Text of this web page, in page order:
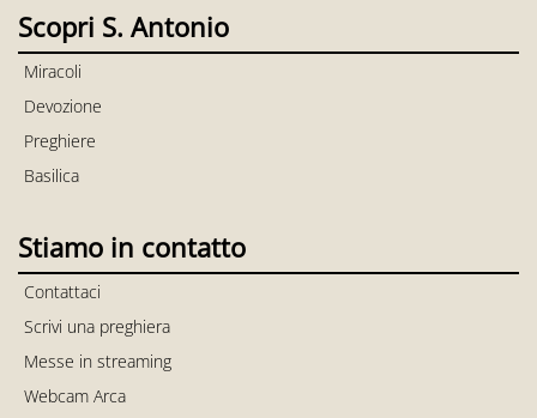
Scopri S. Antonio
Miracoli
Devozione
Preghiere
Basilica
Stiamo in contatto
Contattaci
Scrivi una preghiera
Messe in streaming
Webcam Arca